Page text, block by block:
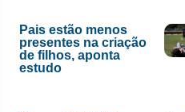
Pais estão menos
presentes na criação
de filhos, aponta
estudo